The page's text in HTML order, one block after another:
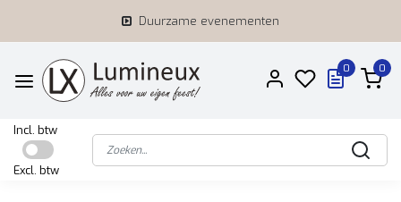
Duurzame evenementen
0 0
Incl. btw
Excl. btw